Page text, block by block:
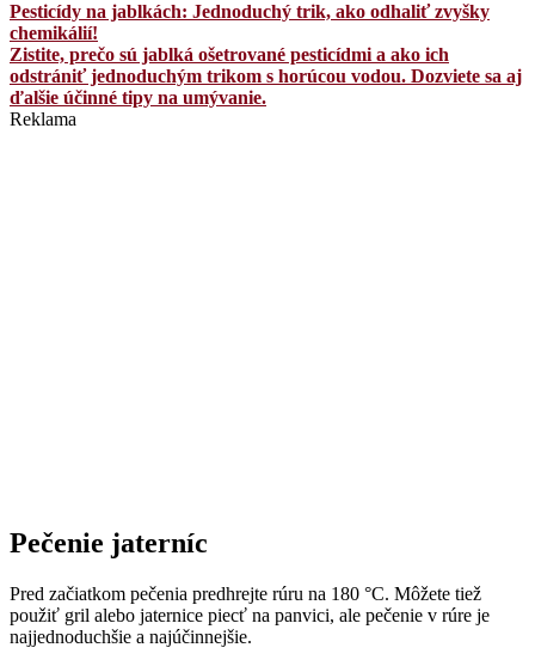
Pesticídy na jablkách: Jednoduchý trik, ako odhaliť zvyšky
chemikálií!
Zistite, prečo sú jablká ošetrované pesticídmi a ako ich
odstrániť jednoduchým trikom s horúcou vodou. Dozviete sa aj
ďalšie účinné tipy na umývanie.
Reklama
Pečenie jaterníc
Pred začiatkom pečenia predhrejte rúru na 180 °C. Môžete tiež
použiť gril alebo jaternice piecť na panvici, ale pečenie v rúre je
najjednoduchšie a najúčinnejšie.